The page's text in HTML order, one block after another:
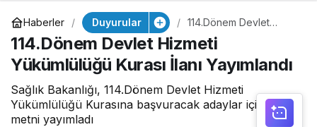
Haberler Duyurular
114.Dönem Devlet
Hizmeti Yükümlülüğü
Kurası İlanı Yayımlandı
114.Dönem Devlet Hizmeti
Yükümlülüğü Kurası İlanı Yayımlandı
Sağlık Bakanlığı, 114.Dönem Devlet Hizmeti
Yükümlülüğü Kurasına başvuracak adaylar için ilan
metni yayımladı